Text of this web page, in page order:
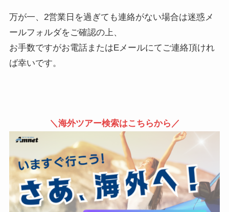
万が一、2営業日を過ぎても連絡がない場合は迷惑メ
ールフォルダをご確認の上、
お手数ですがお電話またはEメールにてご連絡頂けれ
ば幸いです。
＼海外ツアー検索はこちらから／